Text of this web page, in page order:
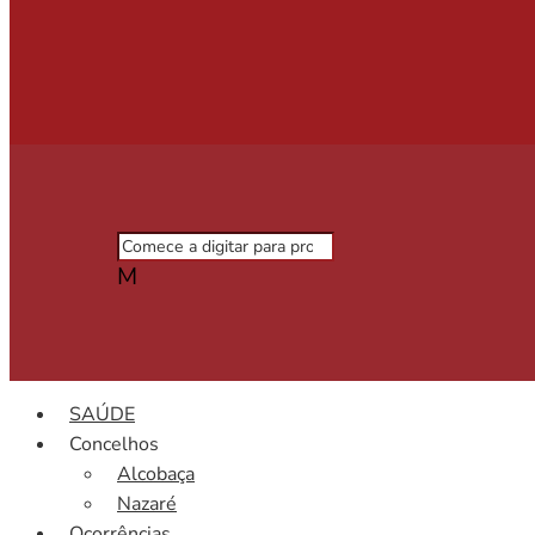
M
SAÚDE
Concelhos
Alcobaça
Nazaré